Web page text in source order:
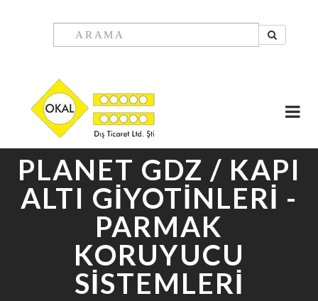
PLANET GDZ / KAPI
ALTI GİYOTİNLERİ -
PARMAK
KORUYUCU
SİSTEMLERİ